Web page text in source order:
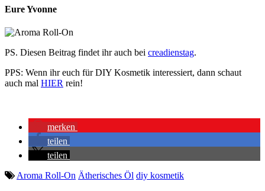
Eure Yvonne
PS. Diesen Beitrag findet ihr auch bei creadienstag.
PPS: Wenn ihr euch für DIY Kosmetik interessiert, dann schaut
auch mal HIER rein!
merken
teilen
teilen
Aroma Roll-On Ätherisches Öl diy kosmetik